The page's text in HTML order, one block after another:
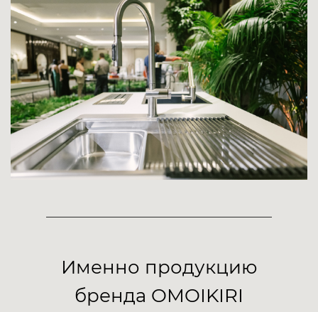
Именно продукцию
бренда OMOIKIRI